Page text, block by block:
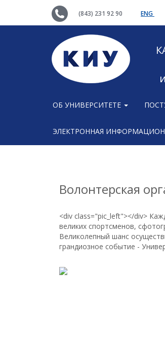
(843) 231 92 90 ENG
ОБ УНИВЕРСИТЕТЕ
ЭЛЕКТРОННАЯ
Волонтерская
<div class="pic_left"></div>
великих спортсменов,
Великолепный шанс
грандиозное событие -